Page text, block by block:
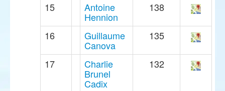
15 Antoine
Hennion
138
16 Guillaume
Canova
135
17 Charlie
Brunel
Cadix
132